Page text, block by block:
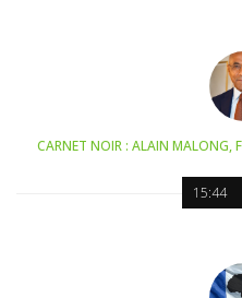
15:44
CARNET NOIR : ALAIN MALONG,